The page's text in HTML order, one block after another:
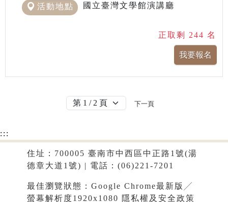
活動地點 國立臺灣文學館演講廳
正取剩 244 名
下一頁
:::
住址：700005 臺南市中西區中正路1號(湯
德章大道1號) | 電話：(06)221-7201
最佳瀏覽狀態：Google Chrome最新版╱
螢幕解析度1920x1080 隱私權及安全政策